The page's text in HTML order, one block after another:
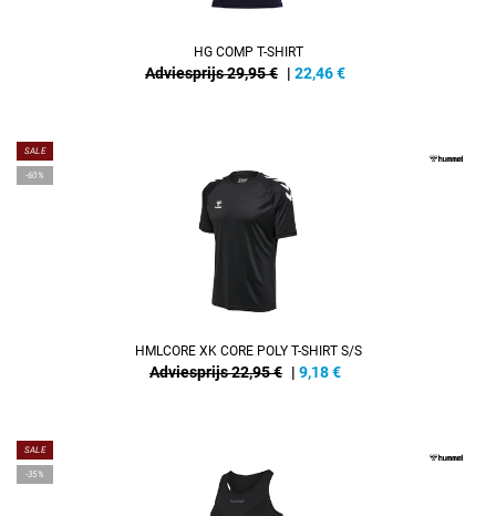
HG COMP T-SHIRT
Adviesprijs 29,95 € | 22,46€
SALE
-60%
HMLCORE XK CORE POLY T-SHIRT S/S
Adviesprijs 22,95 € | 9,18€
SALE
-35%